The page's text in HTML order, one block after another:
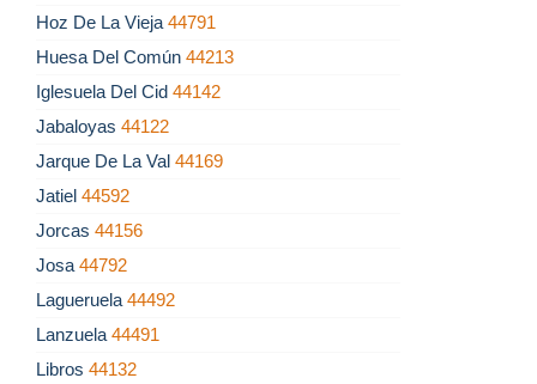
Hoz De La Vieja 44791
Huesa Del Común 44213
Iglesuela Del Cid 44142
Jabaloyas 44122
Jarque De La Val 44169
Jatiel 44592
Jorcas 44156
Josa 44792
Lagueruela 44492
Lanzuela 44491
Libros 44132